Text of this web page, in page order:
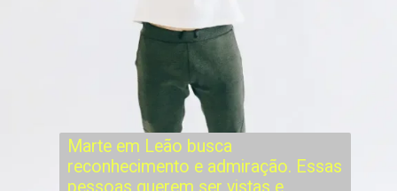
Marte em Leão busca
reconhecimento e admiração. Essas